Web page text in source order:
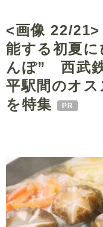
<画像 22/
能する初夏
んぽ” 西武
平駅間のオ
を特集